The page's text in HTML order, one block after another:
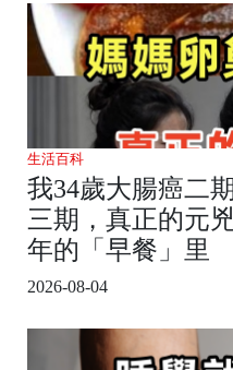
生活百科
我34歲大腸癌二
三期，真正的元
年的「早餐」里
2026-08-04